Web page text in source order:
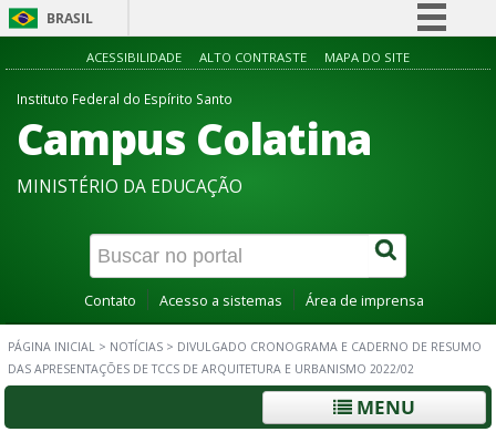
BRASIL
Simplifique!
Acesso à informação
Canais
ACESSIBILIDADE ALTO CONTRASTE MAPA DO SITE
Instituto Federal do Espírito Santo
Campus Colatina
MINISTÉRIO DA EDUCAÇÃO
Contato Acesso a sistemas Área de imprensa
PÁGINA INICIAL > NOTÍCIAS > DIVULGADO CRONOGRAMA E CADERNO DE RESUMO
DAS APRESENTAÇÕES DE TCCS DE ARQUITETURA E URBANISMO 2022/02
MENU